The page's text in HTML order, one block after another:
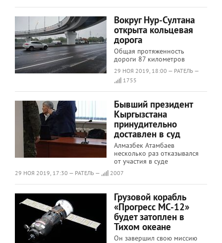
Вокруг Нур-Султана
открыта кольцевая
дорога
Общая протяженность
дороги 87 километров
29 НОЯ 2019, 18:00 — РАТЕЛЬ —
1755
Бывший президент
Кыргызстана
принудительно
доставлен в суд
Алмазбек Атамбаев
несколько раз отказывался
от участия в суде
29 НОЯ 2019, 17:30 — РАТЕЛЬ — 2007
Грузовой корабль
«Прогресс МС-12»
будет затоплен в
Тихом океане
Он завершил свою миссию